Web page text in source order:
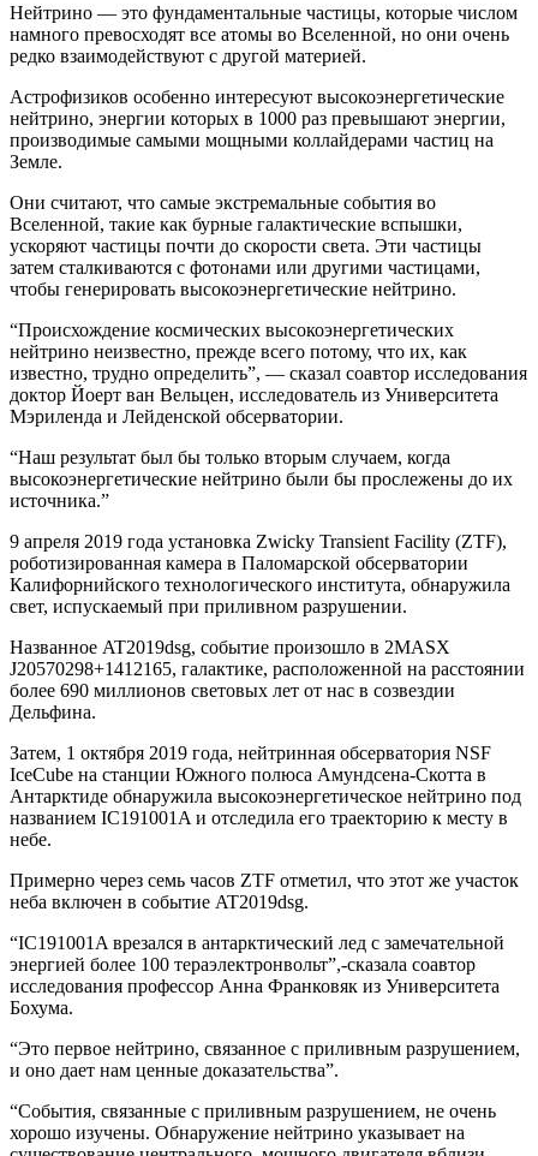
Нейтрино — это фундаментальные частицы, которые числом
намного превосходят все атомы во Вселенной, но они очень
редко взаимодействуют с другой материей.
Астрофизиков особенно интересуют высокоэнергетические
нейтрино, энергии которых в 1000 раз превышают энергии,
производимые самыми мощными коллайдерами частиц на
Земле.
Они считают, что самые экстремальные события во
Вселенной, такие как бурные галактические вспышки,
ускоряют частицы почти до скорости света. Эти частицы
затем сталкиваются с фотонами или другими частицами,
чтобы генерировать высокоэнергетические нейтрино.
“Происхождение космических высокоэнергетических
нейтрино неизвестно, прежде всего потому, что их, как
известно, трудно определить”, — сказал соавтор исследования
доктор Йоерт ван Вельцен, исследователь из Университета
Мэриленда и Лейденской обсерватории.
“Наш результат был бы только вторым случаем, когда
высокоэнергетические нейтрино были бы прослежены до их
источника.”
9 апреля 2019 года установка Zwicky Transient Facility (ZTF),
роботизированная камера в Паломарской обсерватории
Калифорнийского технологического института, обнаружила
свет, испускаемый при приливном разрушении.
Названное AT2019dsg, событие произошло в 2MASX
J20570298+1412165, галактике, расположенной на расстоянии
более 690 миллионов световых лет от нас в созвездии
Дельфина.
Затем, 1 октября 2019 года, нейтринная обсерватория NSF
IceCube на станции Южного полюса Амундсена-Скотта в
Антарктиде обнаружила высокоэнергетическое нейтрино под
названием IC191001A и отследила его траекторию к месту в
небе.
Примерно через семь часов ZTF отметил, что этот же участок
неба включен в событие AT2019dsg.
“IC191001A врезался в антарктический лед с замечательной
энергией более 100 тераэлектронвольт”,-сказала соавтор
исследования профессор Анна Франковяк из Университета
Бохума.
“Это первое нейтрино, связанное с приливным разрушением,
и оно дает нам ценные доказательства”.
“События, связанные с приливным разрушением, не очень
хорошо изучены. Обнаружение нейтрино указывает на